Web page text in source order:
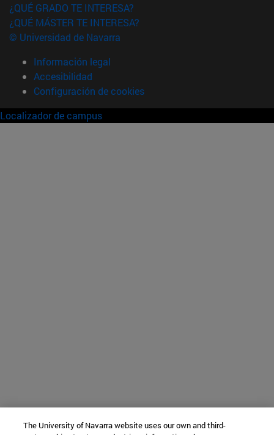
¿QUÉ GRADO TE INTERESA?
¿QUÉ MÁSTER TE INTERESA?
© Universidad de Navarra
Información legal
Accesibilidad
Configuración de cookies
Localizador de campus
The University of Navarra website uses our own and third-